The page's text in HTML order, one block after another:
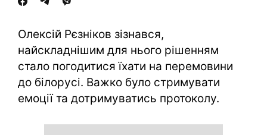
Олексій Рєзніков зізнався,
найскладнішим для нього рішенням
стало погодитися їхати на перемовини
до білорусі. Важко було стримувати
емоції та дотримуватись протоколу.